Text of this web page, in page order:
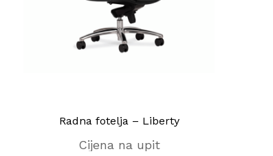
Radna fotelja – Liberty
Cijena na upit